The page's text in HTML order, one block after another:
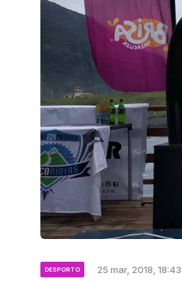
DESPORTO 25 mar, 2018, 18:43